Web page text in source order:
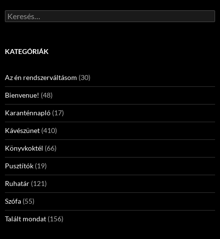
Keresés:
KATEGÓRIÁK
Az én rendszerváltásom (30)
Bienvenue! (48)
Karanténnapló (17)
Kávészünet (410)
Könyvkoktél (66)
Pusztítók (19)
Ruhatár (121)
Szófa (55)
Talált mondat (156)